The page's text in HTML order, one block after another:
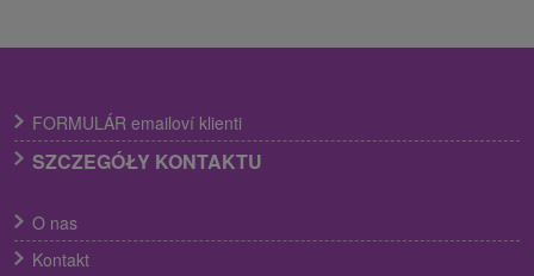
FORMULÁR emailoví klienti
SZCZEGÓŁY KONTAKTU
O nas
Kontakt